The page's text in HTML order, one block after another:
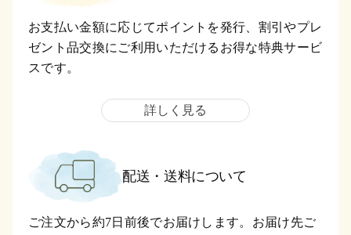
お支払い金額に応じてポイントを発行、割引やプレ
ゼント品交換にご利用いただけるお得な特典サービ
スです。
詳しく見る
配送・送料について
ご注文から約7日前後でお届けします。お届け先ご